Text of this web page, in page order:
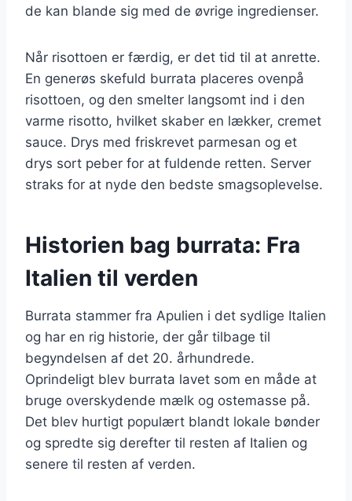
de kan blande sig med de øvrige ingredienser.
Når risottoen er færdig, er det tid til at anrette.
En generøs skefuld burrata placeres ovenpå
risottoen, og den smelter langsomt ind i den
varme risotto, hvilket skaber en lækker, cremet
sauce. Drys med friskrevet parmesan og et
drys sort peber for at fuldende retten. Server
straks for at nyde den bedste smagsoplevelse.
Historien bag burrata: Fra
Italien til verden
Burrata stammer fra Apulien i det sydlige Italien
og har en rig historie, der går tilbage til
begyndelsen af det 20. århundrede.
Oprindeligt blev burrata lavet som en måde at
bruge overskydende mælk og ostemasse på.
Det blev hurtigt populært blandt lokale bønder
og spredte sig derefter til resten af Italien og
senere til resten af verden.